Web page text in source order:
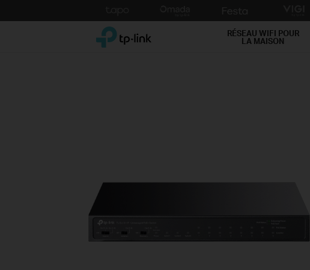
to
TP-Link, Reliably Smart RÉSEAU WIFI POUR
LA MAISON